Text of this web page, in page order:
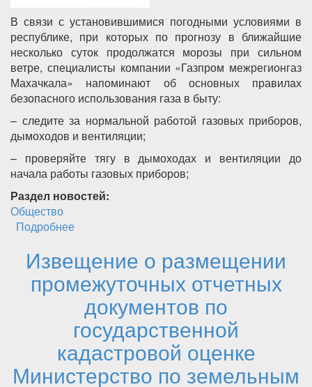
В связи с установившимися погодными условиями в
республике, при которых по прогнозу в ближайшие
несколько суток продолжатся морозы при сильном
ветре, специалисты компании «Газпром межрегионгаз
Махачкала» напоминают об основных правилах
безопасного использования газа в быту:
– следите за нормальной работой газовых приборов,
дымоходов и вентиляции;
– проверяйте тягу в дымоходах и вентиляции до
начала работы газовых приборов;
Раздел новостей:
Общество
Подробнее
газового оборудования в период
наступающих низких температур
Извещение о размещении
промежуточных отчетных
документов по
государственной
кадастровой оценке
Министерство по земельным